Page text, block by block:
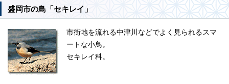
盛岡市の鳥「セキレイ」
市街地を流れる中津川などでよく見られるスマ
ートな小鳥。
セキレイ科。